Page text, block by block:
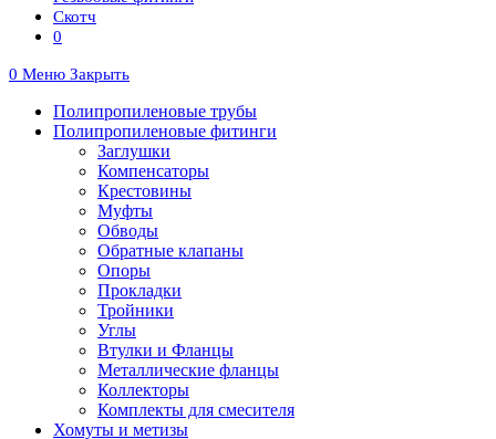
Скотч
0
0 Меню Закрыть
Полипропиленовые трубы
Полипропиленовые фитинги
Заглушки
Компенсаторы
Крестовины
Муфты
Обводы
Обратные клапаны
Опоры
Прокладки
Тройники
Углы
Втулки и Фланцы
Металлические фланцы
Коллекторы
Комплекты для смесителя
Хомуты и метизы